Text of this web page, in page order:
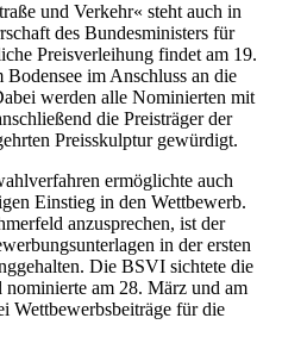
und Verkehr« steht auch in
des Bundesministers für
Preisverleihung findet am 19.
im Anschluss an die
werden alle Nominierten mit
die Preisträger der
Preisskulptur gewürdigt.
ermöglichte auch
Einstieg in den Wettbewerb.
anzusprechen, ist der
in der ersten
Die BSVI sichtete die
am 28. März und am
Wettbewerbsbeiträge für die